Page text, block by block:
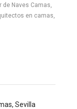
de Naves Camas,
en camas,
Sevilla